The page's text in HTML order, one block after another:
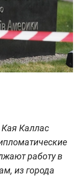
Каллас
работу в
из города